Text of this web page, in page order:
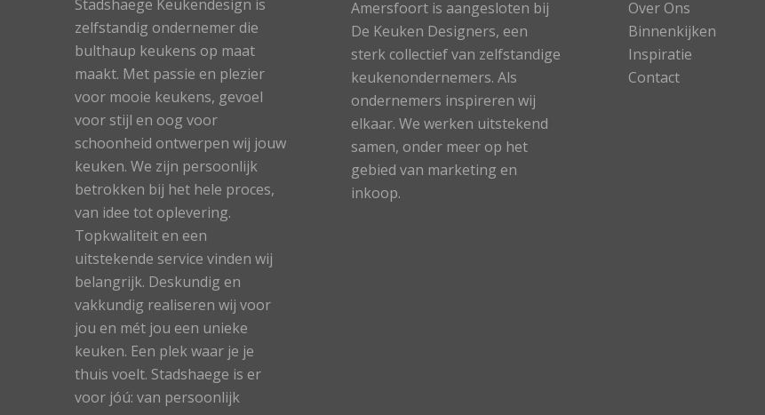
Stadshaege Keukendesign is
zelfstandig ondernemer die
bulthaup keukens op maat
maakt. Met passie en plezier
voor mooie keukens, gevoel
voor stijl en oog voor
schoonheid ontwerpen wij jouw
keuken. We zijn persoonlijk
betrokken bij het hele proces,
van idee tot oplevering.
Topkwaliteit en een
uitstekende service vinden wij
belangrijk. Deskundig en
vakkundig realiseren wij voor
jou en mét jou een unieke
keuken. Een plek waar je je
thuis voelt. Stadshaege is er
voor jóú: van persoonlijk
Amersfoort is aangesloten bij
De Keuken Designers, een
sterk collectief van zelfstandige
keukenondernemers. Als
ondernemers inspireren wij
elkaar. We werken uitstekend
samen, onder meer op het
gebied van marketing en
inkoop.
Over Ons
Binnenkijken
Inspiratie
Contact